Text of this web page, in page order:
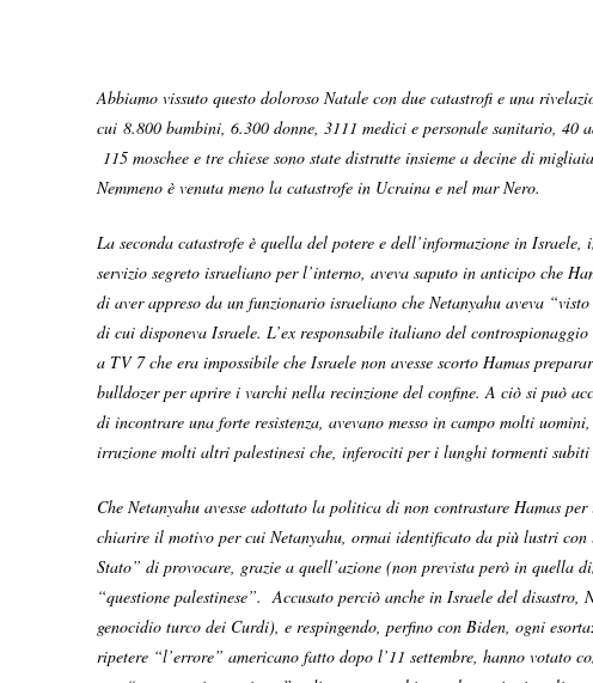
Abbiamo vissuto questo doloroso Natale con due catastrofi e una
cui 8.800 bambini, 6.300 donne, 3111 medici e personale sanitario, 40
115 moschee e tre chiese sono state distrutte insieme a decine di
Nemmeno è venuta meno la catastrofe in Ucraina e nel mar Nero.
La seconda catastrofe è quella del potere e dell’informazione in
servizio segreto israeliano per l’interno, aveva saputo in anticipo che
di aver appreso da un funzionario israeliano che Netanyahu aveva
di cui disponeva Israele. L’ex responsabile italiano del
a TV 7 che era impossibile che Israele non avesse scorto Hamas
bulldozer per aprire i varchi nella recinzione del confine. A ciò si può
di incontrare una forte resistenza, avevano messo in campo molti
irruzione molti altri palestinesi che, inferociti per i lunghi tormenti
Che Netanyahu avesse adottato la politica di non contrastare Hamas
chiarire il motivo per cui Netanyahu, ormai identificato da più lustri
Stato” di provocare, grazie a quell’azione (non prevista però in quella
“questione palestinese”. Accusato perciò anche in Israele del disastro,
genocidio turco dei Curdi), e respingendo, perfino con Biden, ogni
ripetere “l’errore” americano fatto dopo l’11 settembre, hanno votato